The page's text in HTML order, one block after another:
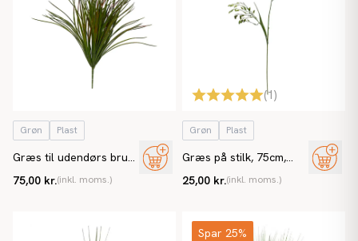
Grøn Plast
Græs til udendørs brug,
75,00 kr.(inkl. moms.)
(1)
Grøn Plast
Græs på stilk, 75cm,
25,00 kr.(inkl. moms.)
Spar 25%